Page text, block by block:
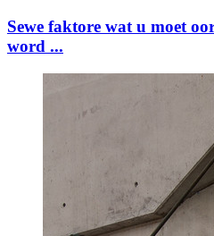
Sewe faktore wat u moet
word ...